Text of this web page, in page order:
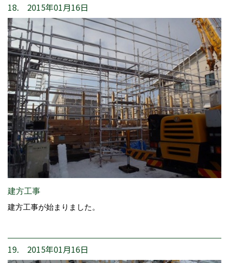
18. 2015年01月16日
建方工事
建方工事が始まりました。
19. 2015年01月16日